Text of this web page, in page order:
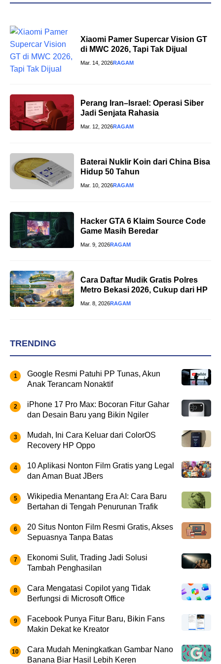
Xiaomi Pamer Supercar Vision GT
di MWC 2026, Tapi Tak Dijual
Mar. 14, 2026RAGAM
Perang Iran–Israel: Operasi Siber
Jadi Senjata Rahasia
Mar. 12, 2026RAGAM
Baterai Nuklir Koin dari China Bisa
Hidup 50 Tahun
Mar. 10, 2026RAGAM
Hacker GTA 6 Klaim Source Code
Game Masih Beredar
Mar. 9, 2026RAGAM
Cara Daftar Mudik Gratis Polres
Metro Bekasi 2026, Cukup dari HP
Mar. 8, 2026RAGAM
TRENDING
Google Resmi Patuhi PP Tunas, Akun
Anak Terancam Nonaktif
iPhone 17 Pro Max: Bocoran Fitur Gahar
dan Desain Baru yang Bikin Ngiler
Mudah, Ini Cara Keluar dari ColorOS
Recovery HP Oppo
10 Aplikasi Nonton Film Gratis yang Legal
dan Aman Buat JBers
Wikipedia Menantang Era AI: Cara Baru
Bertahan di Tengah Penurunan Trafik
20 Situs Nonton Film Resmi Gratis, Akses
Sepuasnya Tanpa Batas
Ekonomi Sulit, Trading Jadi Solusi
Tambah Penghasilan
Cara Mengatasi Copilot yang Tidak
Berfungsi di Microsoft Office
Facebook Punya Fitur Baru, Bikin Fans
Makin Dekat ke Kreator
Cara Mudah Meningkatkan Gambar Nano
Banana Biar Hasil Lebih Keren